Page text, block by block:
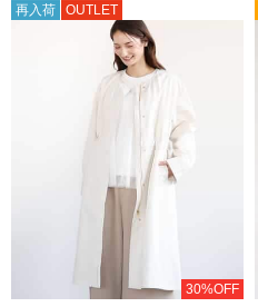
再入荷 OUTLET
30%OFF